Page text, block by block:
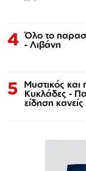
4 Όλο το
- Λιβάνη
5 Μυστικός και
Κυκλάδες -
είδηση κανείς